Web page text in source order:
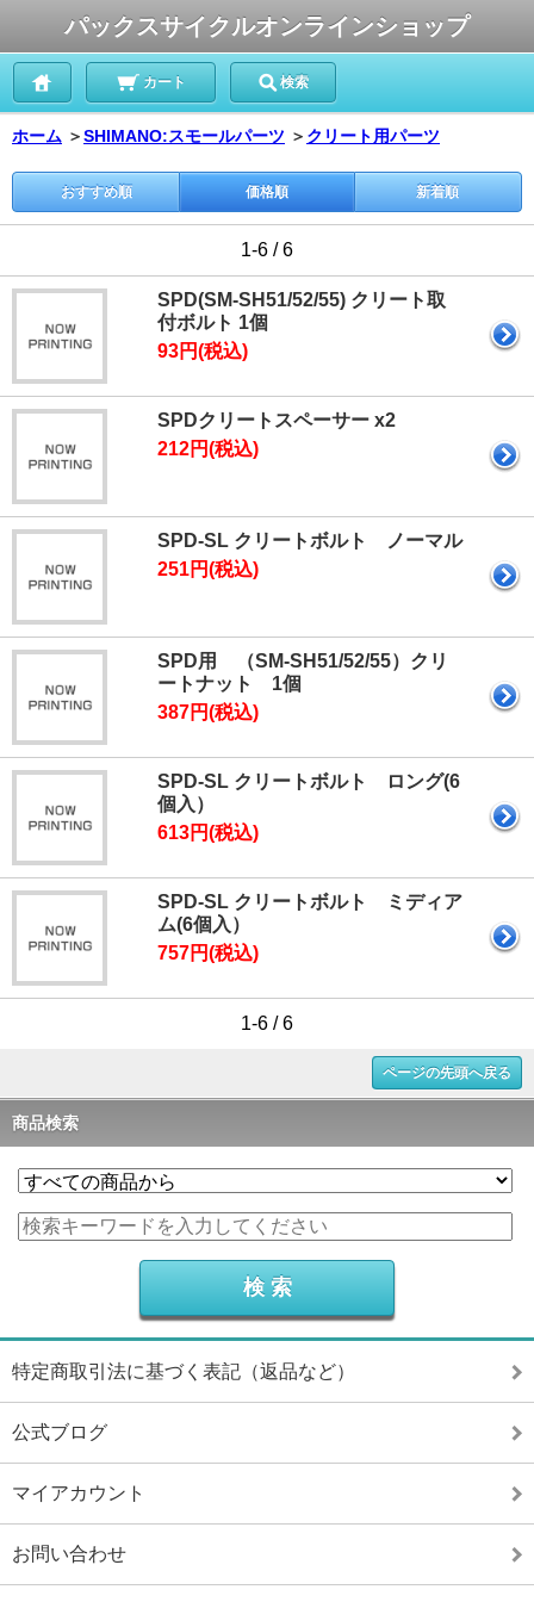
パックスサイクルオンラインショップ
カート 検索
ホーム ＞SHIMANO:スモールパーツ ＞ クリート用パーツ
おすすめ順 価格順 新着順
1-6 / 6
SPD(SM-SH51/52/55) クリート取
付ボルト 1個
93円(税込)
SPDクリートスペーサー x2
212円(税込)
SPD-SL クリートボルト ノーマル
251円(税込)
SPD用 （SM-SH51/52/55）クリ
ートナット 1個
387円(税込)
SPD-SL クリートボルト ロング(6
個入）
613円(税込)
SPD-SL クリートボルト ミディア
ム(6個入）
757円(税込)
1-6 / 6
ページの先頭へ戻る
商品検索
特定商取引法に基づく表記（返品など）
公式ブログ
マイアカウント
お問い合わせ